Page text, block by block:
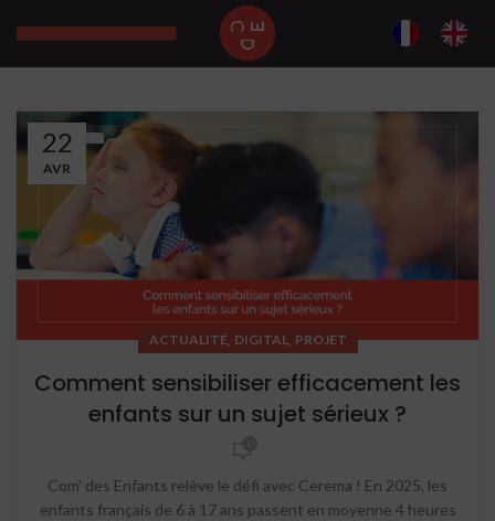
22
AVR
ACTUALITÉ, DIGITAL, PROJET
Comment sensibiliser efficacement les
enfants sur un sujet sérieux ?
Com' des Enfants relève le défi avec Cerema ! En 2025, les
enfants français de 6 à 17 ans passent en moyenne 4 heures